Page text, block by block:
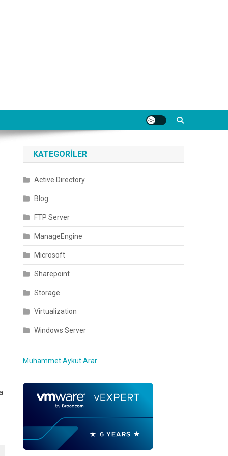
KATEGORILER
Active Directory
Blog
FTP Server
ManageEngine
Microsoft
Sharepoint
Storage
Virtualization
Windows Server
Muhammet Aykut Arar